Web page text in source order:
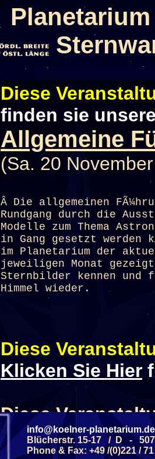
Diese
finden sie
Allgemeine
(Sa. 20
Â Die allgemeinen
Rundgang durch die
Modelle zum Thema
in Gang gesetzt werden
im Planetarium der
jeweiligen Monat
Sternbilder kennen und
Himmel wieder.
Diese
Klicken Sie Hier
Diese
Wochentag
info@koelner-planetarium.de
Blücherstr. 15-17 / D -
Phone & Fax: +49 /(0)221 /